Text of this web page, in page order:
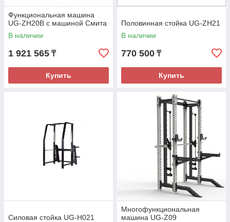
Функциональная машина
UG-ZH20B с машиной Смита
В наличии
1 921 565 ₸
Купить
Половинная стойка UG-ZH21
В наличии
770 500 ₸
Купить
Силовая стойка UG-H021
Многофункциональная
машина UG-Z09